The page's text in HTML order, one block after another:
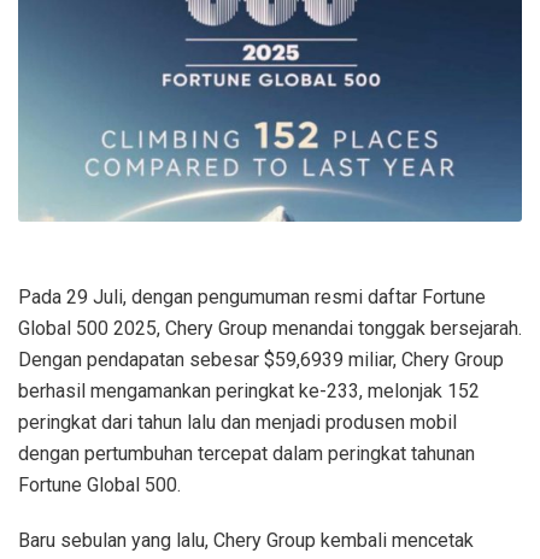
Pada 29 Juli, dengan pengumuman resmi daftar Fortune
Global 500 2025, Chery Group menandai tonggak bersejarah.
Dengan pendapatan sebesar $59,6939 miliar, Chery Group
berhasil mengamankan peringkat ke-233, melonjak 152
peringkat dari tahun lalu dan menjadi produsen mobil
dengan pertumbuhan tercepat dalam peringkat tahunan
Fortune Global 500.
Baru sebulan yang lalu, Chery Group kembali mencetak